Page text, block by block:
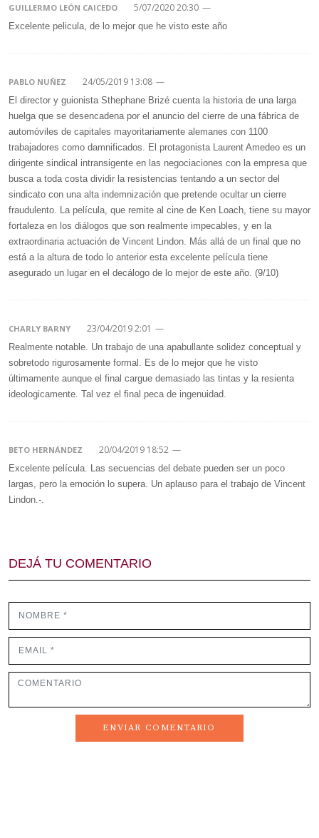
GUILLERMO LEÓN CAICEDO 5/07/2020 20:30 —
Excelente pelicula, de lo mejor que he visto este año
PABLO NUÑEZ 24/05/2019 13:08 —
El director y guionista Sthephane Brizé cuenta la historia de una larga
huelga que se desencadena por el anuncio del cierre de una fábrica de
automóviles de capitales mayoritariamente alemanes con 1100
trabajadores como damnificados. El protagonista Laurent Amedeo es un
dirigente sindical intransigente en las negociaciones con la empresa que
busca a toda costa dividir la resistencias tentando a un sector del
sindicato con una alta indemnización que pretende ocultar un cierre
fraudulento. La película, que remite al cine de Ken Loach, tiene su mayor
fortaleza en los diálogos que son realmente impecables, y en la
extraordinaria actuación de Vincent Lindon. Más allá de un final que no
está a la altura de todo lo anterior esta excelente película tiene
asegurado un lugar en el decálogo de lo mejor de este año. (9/10)
CHARLY BARNY 23/04/2019 2:01 —
Realmente notable. Un trabajo de una apabullante solidez conceptual y
sobretodo rigurosamente formal. Es de lo mejor que he visto
últimamente aunque el final cargue demasiado las tintas y la resienta
ideologicamente. Tal vez el final peca de ingenuidad.
BETO HERNÁNDEZ 20/04/2019 18:52 —
Excelente película. Las secuencias del debate pueden ser un poco
largas, pero la emoción lo supera. Un aplauso para el trabajo de Vincent
Lindon.-.
DEJÁ TU COMENTARIO
ENVIAR COMENTARIO